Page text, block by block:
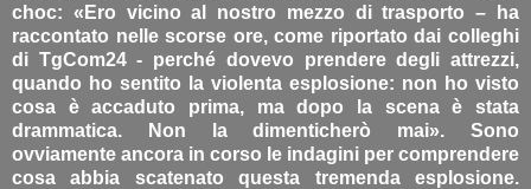
choc: «Ero vicino al nostro mezzo di trasporto – ha
raccontato nelle scorse ore, come riportato dai colleghi
di TgCom24 - perché dovevo prendere degli attrezzi,
quando ho sentito la violenta esplosione: non ho visto
cosa è accaduto prima, ma dopo la scena è stata
drammatica. Non la dimenticherò mai». Sono
ovviamente ancora in corso le indagini per comprendere
cosa abbia scatenato questa tremenda esplosione.